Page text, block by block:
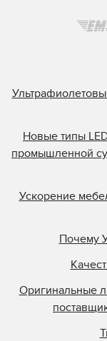
Новые типы
промышленной
Ускорение
Почему
Оригинальные